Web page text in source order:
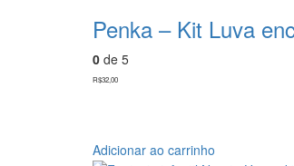
Penka – Kit Luva
0 de 5
R$32,00
Adicionar ao carrinho